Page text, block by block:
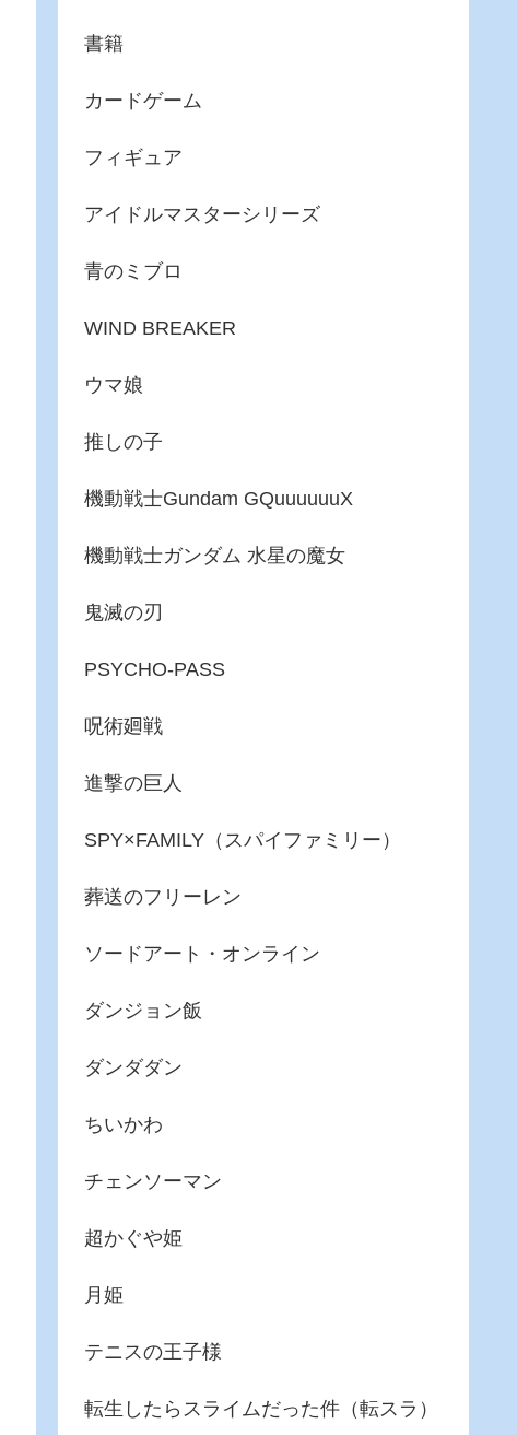
書籍
カードゲーム
フィギュア
アイドルマスターシリーズ
青のミブロ
WIND BREAKER
ウマ娘
推しの子
機動戦士Gundam GQuuuuuuX
機動戦士ガンダム 水星の魔女
鬼滅の刃
PSYCHO-PASS
呪術廻戦
進撃の巨人
SPY×FAMILY（スパイファミリー）
葬送のフリーレン
ソードアート・オンライン
ダンジョン飯
ダンダダン
ちいかわ
チェンソーマン
超かぐや姫
月姫
テニスの王子様
転生したらスライムだった件（転スラ）